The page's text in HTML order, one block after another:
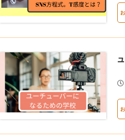
MG研修
会社概要
アクセス
採用情報